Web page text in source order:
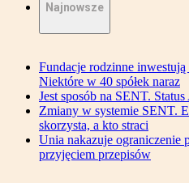
Najnowsze
Fundacje rodzinne
Niektóre w 40 spółek naraz
Jest sposób na SENT.
Zmiany w systemie SENT.
skorzysta, a kto straci
Unia nakazuje ograniczenie
przyjęciem przepisów